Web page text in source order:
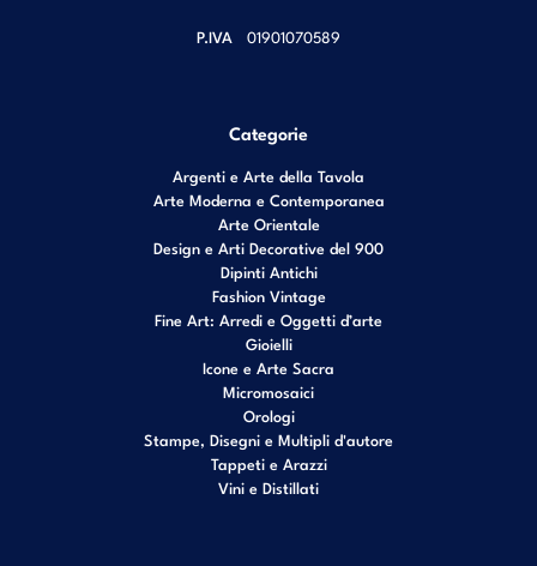
P.IVA 01901070589
Categorie
Argenti e Arte della Tavola
Arte Moderna e Contemporanea
Arte Orientale
Design e Arti Decorative del 900
Dipinti Antichi
Fashion Vintage
Fine Art: Arredi e Oggetti d’arte
Gioielli
Icone e Arte Sacra
Micromosaici
Orologi
Stampe, Disegni e Multipli d'autore
Tappeti e Arazzi
Vini e Distillati